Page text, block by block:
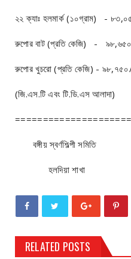
২২ ক্যাঃ হলমার্ক (১০গ্রাম) -
রুপোর বাট (প্রতি কেজি) -
রুপোর খুচরো (প্রতি কেজি) -
(জি.এস.টি এবং টি.ডি.এস আলাদা)
বঙ্গীয় স্বর্ণশিল্পী সমিতি
হলদিয়া শাখা
RELATED POSTS